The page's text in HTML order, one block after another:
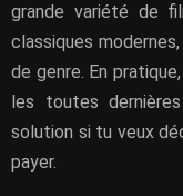
grande variété de
classiques
de genre. En
les toutes
solution si tu veux
payer.